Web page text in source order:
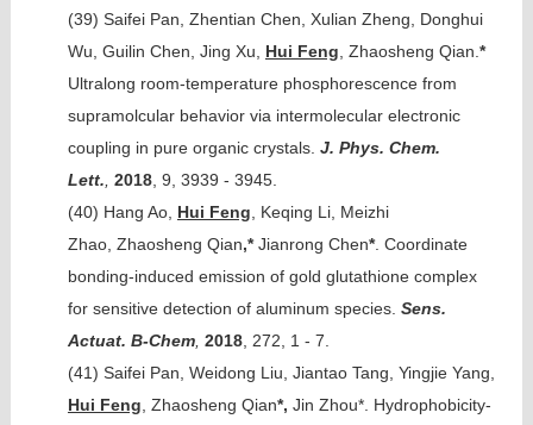
(39) Saifei Pan, Zhentian Chen, Xulian Zheng, Donghui
Wu, Guilin Chen, Jing Xu, Hui Feng , Zhaosheng Qian. *
Ultralong room-temperature phosphorescence from
supramolcular behavior via intermolecular electronic
coupling in pure organic crystals. J. Phys. Chem.
Lett. 2018, 9, 3939 - 3945.
(40) Hang Ao, Hui Feng , Keqing Li, Meizhi
Zhao, Zhaosheng Qian,*Jianrong Chen*. Coordinate
bonding-induced emission of gold glutathione complex
for sensitive detection of aluminum species. Sens.
Actuat. B-Chem, 2018, 272, 1 - 7.
(41) Saifei Pan, Weidong Liu, Jiantao Tang, Yingjie Yang,
Hui Feng , Zhaosheng Qian*, Jin Zhou*. Hydrophobicity-